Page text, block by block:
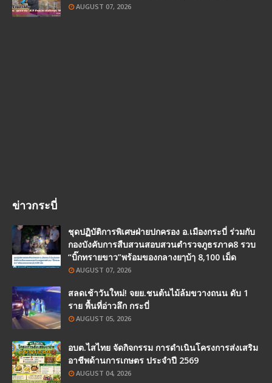
AUGUST 07, 2026
ข่าวกระบี่
ชุดปฏิบัติการพิเศษฝ่ายปกครอง อ.เมืองกระบี่ ร่วมกับ
กองบังคับการสืบสวนสอบสวนตำรวจภูธรภาค8 รวบ
“บิ๊กทรายขาว”พร้อมของกลางยๅบ้ๅ 8,100 เม็ด
AUGUST 07, 2026
สลดเช้าวันใหม่! จยย.ชนต้นไม้ล้มขวางถนน ดับ 1
ราย พื้นที่อ่าวลึก กระบี่
AUGUST 05, 2026
อบต.ไสไทย จัดกิจกรรม การดำเนินโครงการส่งเสริม
อาชีพด้านการเกษตร ประจำปี 2569
AUGUST 04, 2026